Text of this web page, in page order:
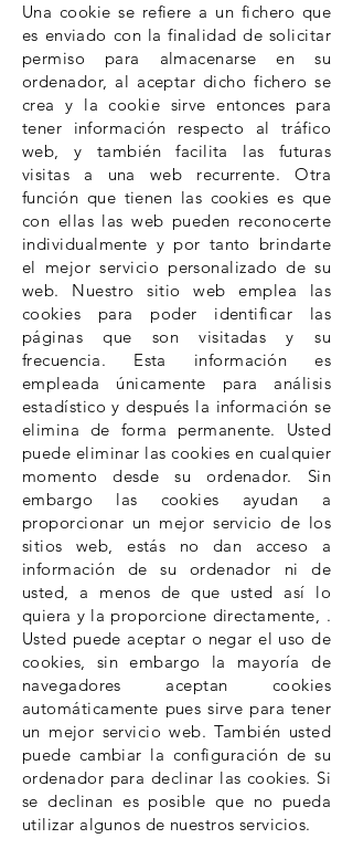
Una cookie se refiere a un fichero que
es enviado con la finalidad de solicitar
permiso para almacenarse en su
ordenador, al aceptar dicho fichero se
crea y la cookie sirve entonces para
tener información respecto al tráfico
web, y también facilita las futuras
visitas a una web recurrente. Otra
función que tienen las cookies es que
con ellas las web pueden reconocerte
individualmente y por tanto brindarte
el mejor servicio personalizado de su
web. Nuestro sitio web emplea las
cookies para poder identificar las
páginas que son visitadas y su
frecuencia. Esta información es
empleada únicamente para análisis
estadístico y después la información se
elimina de forma permanente. Usted
puede eliminar las cookies en cualquier
momento desde su ordenador. Sin
embargo las cookies ayudan a
proporcionar un mejor servicio de los
sitios web, estás no dan acceso a
información de su ordenador ni de
usted, a menos de que usted así lo
quiera y la proporcione directamente, .
Usted puede aceptar o negar el uso de
cookies, sin embargo la mayoría de
navegadores aceptan cookies
automáticamente pues sirve para tener
un mejor servicio web. También usted
puede cambiar la configuración de su
ordenador para declinar las cookies. Si
se declinan es posible que no pueda
utilizar algunos de nuestros servicios.